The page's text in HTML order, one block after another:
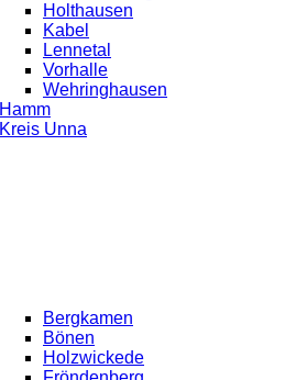
Holthausen
Kabel
Lennetal
Vorhalle
Wehringhausen
Hamm
Kreis Unna
Bergkamen
Bönen
Holzwickede